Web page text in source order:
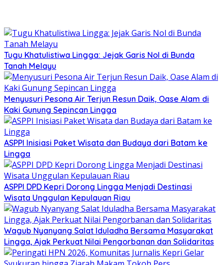
Tugu Khatulistiwa Lingga: Jejak Garis Nol di Bunda
Tanah Melayu
Menyusuri Pesona Air Terjun Resun Daik, Oase Alam di
Kaki Gunung Sepincan Lingga
ASPPI Inisiasi Paket Wisata dan Budaya dari Batam ke
Lingga
ASPPI DPD Kepri Dorong Lingga Menjadi Destinasi
Wisata Unggulan Kepulauan Riau
Wagub Nyanyang Salat Iduladha Bersama Masyarakat
Lingga, Ajak Perkuat Nilai Pengorbanan dan Solidaritas